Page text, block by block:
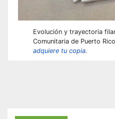
Evolución y trayectoria
Comunitaria de Puerto
adquiere tu copia.